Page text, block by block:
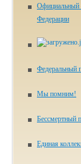
Официальный
Федерации
Федеральный
Мы помним!
Бессмертный
Единая